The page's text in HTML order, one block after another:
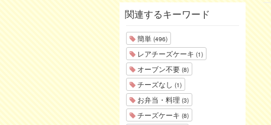
関連するキーワード
簡単 (496)
レアチーズケーキ (1)
オーブン不要 (8)
チーズなし (1)
お弁当・料理 (3)
チーズケーキ (8)